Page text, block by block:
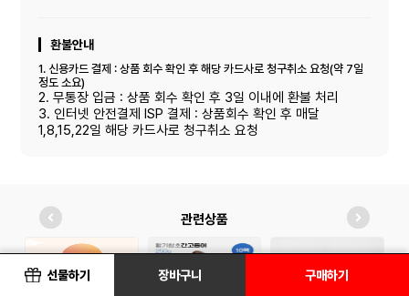
선물하기 장바구니 구매하기
환불안내
1. 신용카드 결제 : 상품 회수 확인 후 해당 카드사로 청구취소 요청(약 7일
정도 소요)
2. 무통장 입금 : 상품 회수 확인 후 3일 이내에 환불 처리
3. 인터넷 안전결제 ISP 결제 : 상품회수 확인 후 매달
1,8,15,22일 해당 카드사로 청구취소 요청
관련상품